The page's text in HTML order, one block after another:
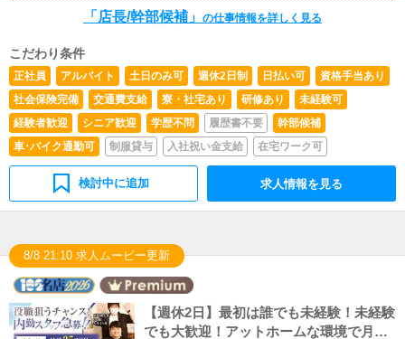
「店長/幹部候補」 の仕事情報を詳しく見る
こだわり条件
正社員 アルバイト 土日のみ可 週休2日制 日払い可
資格手当あり
社会保険完備
交通費支給 寮・社宅あり 研修あり
未経験可
経験者歓迎
シニア歓迎 学歴不問 履歴書不要
幹部候補
車･バイク通勤可
制服貸与 入社祝い金支給 在宅ワーク可
検討中に追加 求人情報を見る
8/8 21:10 求人ムービー更新
【週休2日】最初は誰でも未経験！未経験
でも大歓迎！アットホームな環境で月収3